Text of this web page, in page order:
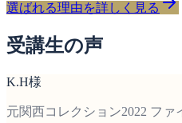
選ばれる理由を詳しく見る
受講生の声
K.H様
元関西コレクション2022 ファ